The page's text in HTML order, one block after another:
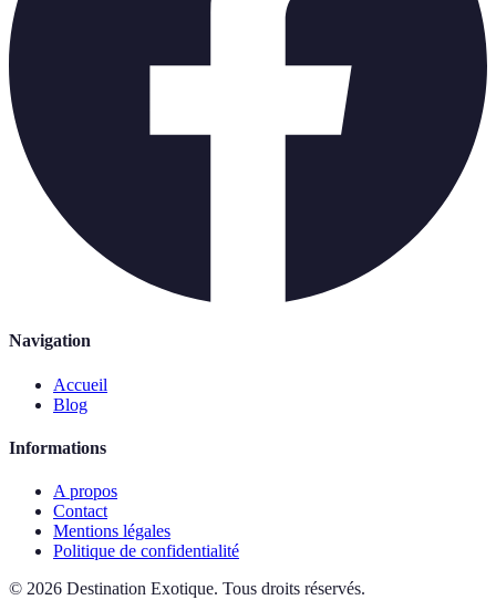
Navigation
Accueil
Blog
Informations
A propos
Contact
Mentions légales
Politique de confidentialité
© 2026 Destination Exotique. Tous droits réservés.